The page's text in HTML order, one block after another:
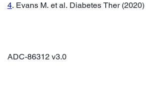
4. Evans M. et al. Diabetes Ther
ADC-86312 v3.0